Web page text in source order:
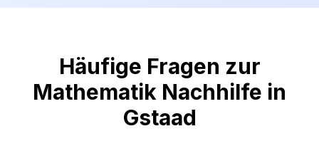
Häufige Fragen zur
Mathematik Nachhilfe in
Gstaad